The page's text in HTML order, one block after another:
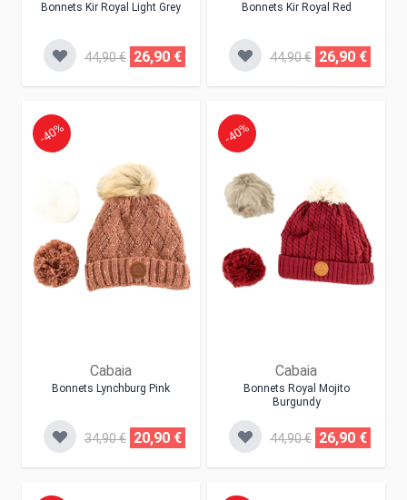
Bonnets Kir Royal Light Grey
44,90 € 26,90 €
Bonnets Kir Royal Red
44,90 € 26,90 €
Cabaia
Bonnets Lynchburg Pink
-40%
34,90 € 20,90 €
Cabaia
Bonnets Royal Mojito
Burgundy
-40%
44,90 € 26,90 €